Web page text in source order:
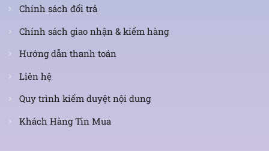
Chính sách đổi trả
Chính sách giao nhận & kiểm hàng
Hướng dẫn thanh toán
Liên hệ
Quy trình kiểm duyệt nội dung
Khách Hàng Tin Mua